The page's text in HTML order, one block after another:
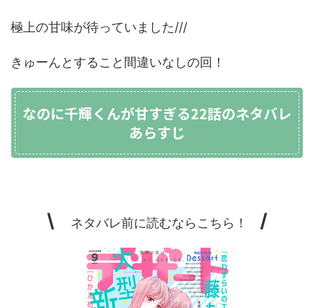
極上の甘味が待っていました///
きゅーんとすること間違いなしの回！
なのに千輝くんが甘すぎる22話のネタバレ
あらすじ
\ ネタバレ前に読むならこちら！ /